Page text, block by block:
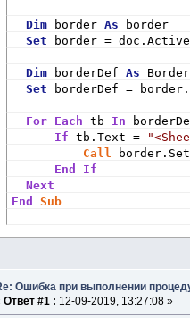
Dim border As border
Set border =
Dim borderDef As
Set borderDef =
For Each tb In
If tb.Text =
Call
End
If
Next
End
Sub
Ошибка при выполнении
Ответ #1 : 12-09-2019, 13:27:08 »